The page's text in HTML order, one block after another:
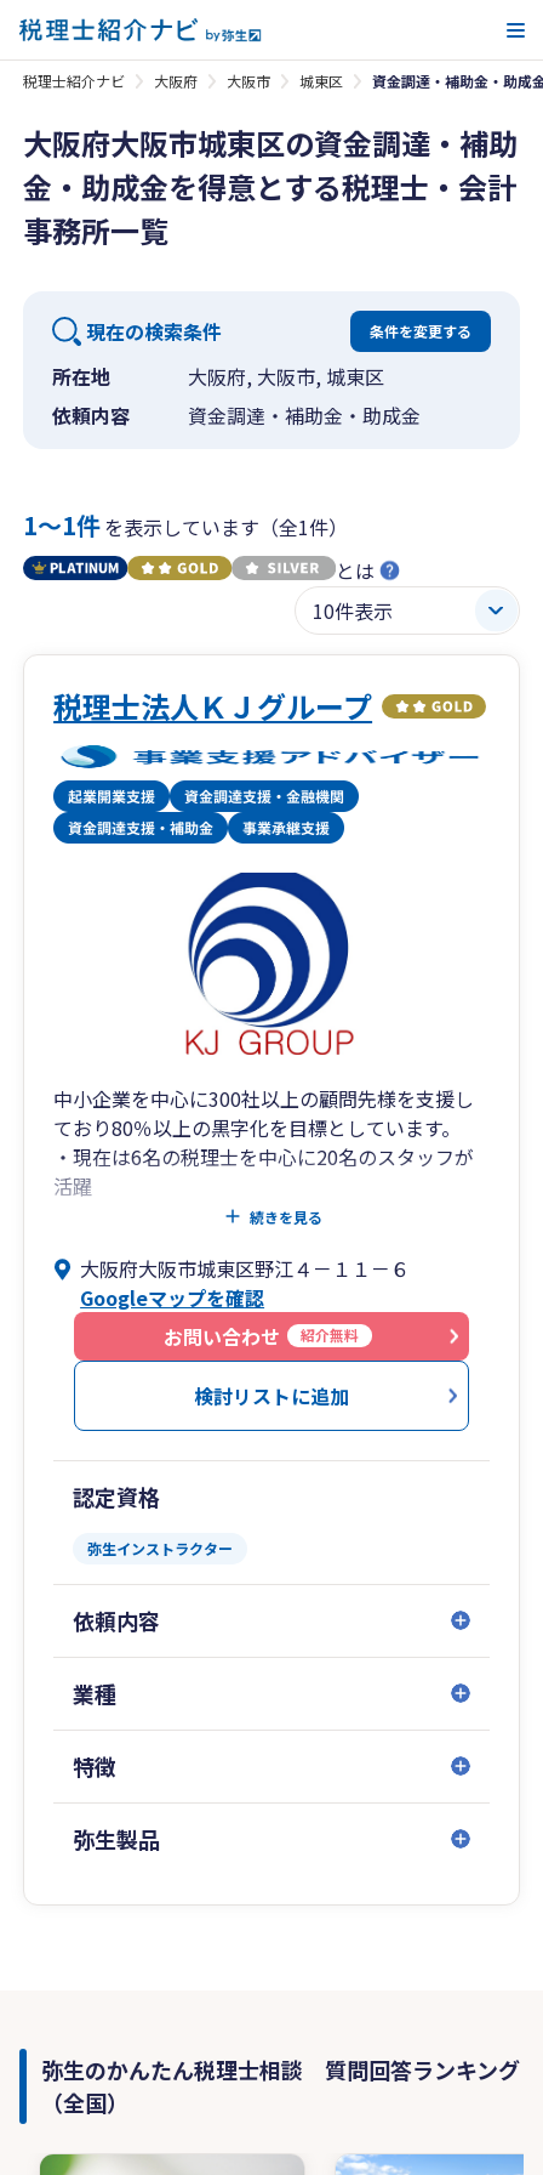
税理士紹介ナビ 大阪府 大阪市 城東区 資金調達・補助金・助成
大阪府大阪市城東区の資金調達・補助
金・助成金を得意とする税理士・会計
事務所一覧
現在の検索条件 条件を変更する
所在地
大阪府, 大阪市, 城東区
依頼内容
資金調達・補助金・助成金
1〜1件を表示しています（全1件）
とは
税理士法人ＫＪグループ
中小企業を中心に300社以上の顧問先様を支援し
ており80％以上の黒字化を目標としています。
・現在は6名の税理士を中心に20名のスタッフが
活躍
・勤続年数10年以上も多数在籍し、全員が熱い使
・経営や資金繰り、節税に役立つ最新情報を毎月
ご提供
続きを見る
大阪府大阪市城東区野江４－１１－６
Googleマップを確認
お問い合わせ
紹介無料
検討リストに追加
認定資格
弥生インストラクター
依頼内容
業種
特徴
弥生製品
弥生のかんたん税理士相談 質問回答ランキング
（全国）